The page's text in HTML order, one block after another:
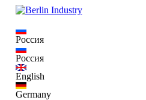
Россия
Россия
English
Germany